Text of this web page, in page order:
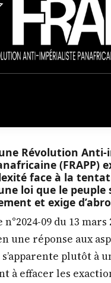
Révolution
(FRAPP)
face à la
loi que le peuple
et exige
09 du 13 mars
une réponse aux
plutôt à
à effacer les